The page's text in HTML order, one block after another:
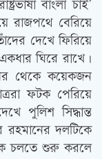
বাংলা চাই’
রাজপথে বেরিয়ে
দেখে ফিরিয়ে
ঘিরে রাখে।
থেকে কয়েকজন
ফটক পেরিয়ে
পুলিশ সিদ্ধান্ত
রহমানের দলটিকে
চলতে শুরু করলে